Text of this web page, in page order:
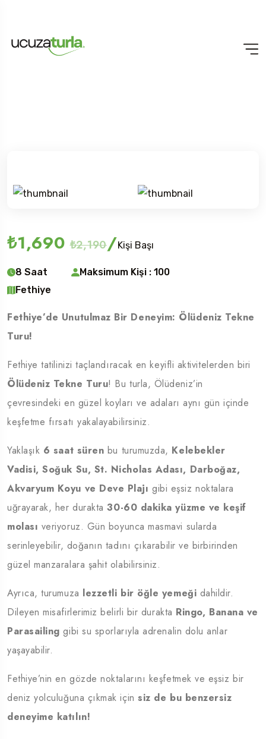
₺1,690 ₺2,190/Kişi Başı
8 Saat
Maksimum Kişi : 100
Fethiye
Fethiye’de Unutulmaz Bir Deneyim: Ölüdeniz Tekne
Turu!
Fethiye tatilinizi taçlandıracak en keyifli aktivitelerden biri
Ölüdeniz Tekne Turu! Bu turla, Ölüdeniz’in
çevresindeki en güzel koyları ve adaları aynı gün içinde
keşfetme fırsatı yakalayabilirsiniz.
Yaklaşık 6 saat süren bu turumuzda, Kelebekler
Vadisi, Soğuk Su, St. Nicholas Adası, Darboğaz,
Akvaryum Koyu ve Deve Plajı gibi eşsiz noktalara
uğrayarak, her durakta30-60 dakika yüzme ve keşif
molası veriyoruz. Gün boyunca masmavi sularda
serinleyebilir, doğanın tadını çıkarabilir ve birbirinden
güzel manzaralara şahit olabilirsiniz.
Ayrıca, turumuza lezzetli bir öğle yemeği dahildir.
Dileyen misafirlerimiz belirli bir durakta Ringo, Banana ve
Parasailing gibi su sporlarıyla adrenalin dolu anlar
yaşayabilir.
Fethiye’nin en gözde noktalarını keşfetmek ve eşsiz bir
deniz yolculuğuna çıkmak içinsiz de bu benzersiz
deneyime katılın!